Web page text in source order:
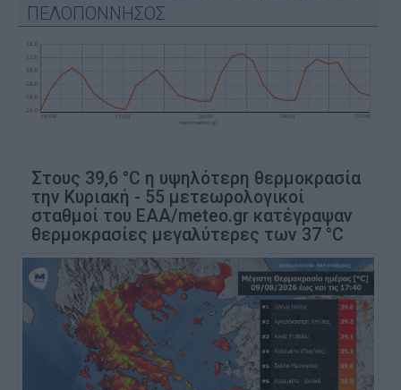
ΠΕΛΟΠΟΝΝΗΣΟΣ
Στους 39,6 °C η υψηλότερη θερμοκρασία
την Κυριακή - 55 μετεωρολογικοί
σταθμοί του ΕΑΑ/meteo.gr κατέγραψαν
θερμοκρασίες μεγαλύτερες των 37 °C